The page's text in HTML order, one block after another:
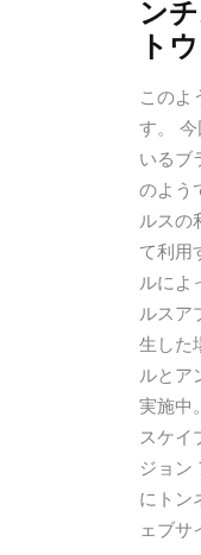
ン
ト
このよ
す。
いるブ
のよう
ルスの
て利用
ルによ
ルスア
生した
ルとア
実施中
スケイ
ジョン
にトン
ェブサ